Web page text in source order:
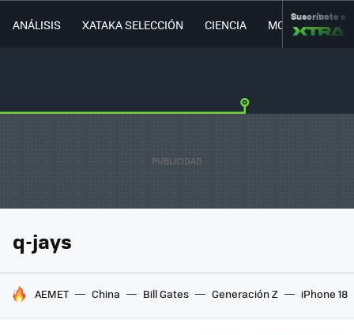
ANÁLISIS XATAKA SELECCIÓN CIENCIA MOVILIDAD
Suscríbete a
q-jays
HOY SE HABLA DE
AEMET China Bill Gates Generación Z iPhone 18